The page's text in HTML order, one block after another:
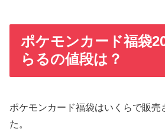
ポケモンカード福袋
らるの値段は？
ポケモンカード福袋はいくらで販売
た。